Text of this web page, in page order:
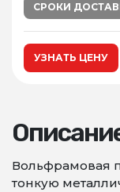
СРОКИ
УЗНАТЬ ЦЕНУ
Вольфрамовая
тонкую